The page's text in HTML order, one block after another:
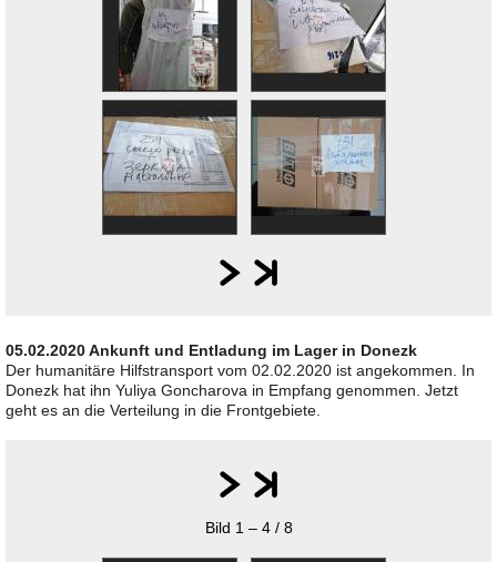
05.02.2020 Ankunft und Entladung im Lager in Donezk
Der humanitäre Hilfstransport vom 02.02.2020 ist angekommen. In
Donezk hat ihn Yuliya Goncharova in Empfang genommen. Jetzt
geht es an die Verteilung in die Frontgebiete.